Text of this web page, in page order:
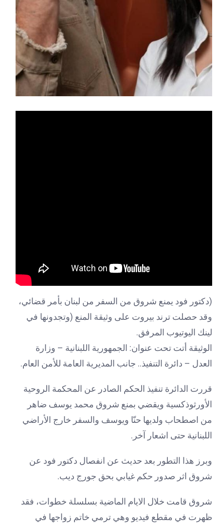
(دكتور فود يمنع شروق من السفر من لبنان بأمر قضائي،
وقد حصلت ترند بيروت على وثيقة المنع (وتجدونها في
لينك اليوتيوب المرفق.
الوثيقة أتت تحت عنوان: الجمهورية اللبنانية – وزارة
العدل – دائرة التنفيذ.. جانب المديرية العامة للأمن العام.
قررت الدائرة تنفيذ الحكم الصادر عن المحكمة الروحية
الأورثوذكسية ويقضي بمنع شروق محمد يوسف ضاهر
من اصطحاب ولديها حنّا ويوسف والسفر خارج الأراضي
اللبنانية حتى اشعار آخر.
وبرز هذا التطور بعد حديث عن انفصال دكتور فود عن
شروق اثر صدور حكم غيابي بحق جورج ديب.
شروق قامت خلال الايام الماضية بسلسلة خطوات، فقد
ظهرت في مقطع فيديو وهي ترمي خاتم زواجها في